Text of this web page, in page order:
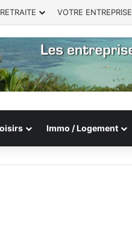
VOTRE ENTREPRISE
Immo / Logement